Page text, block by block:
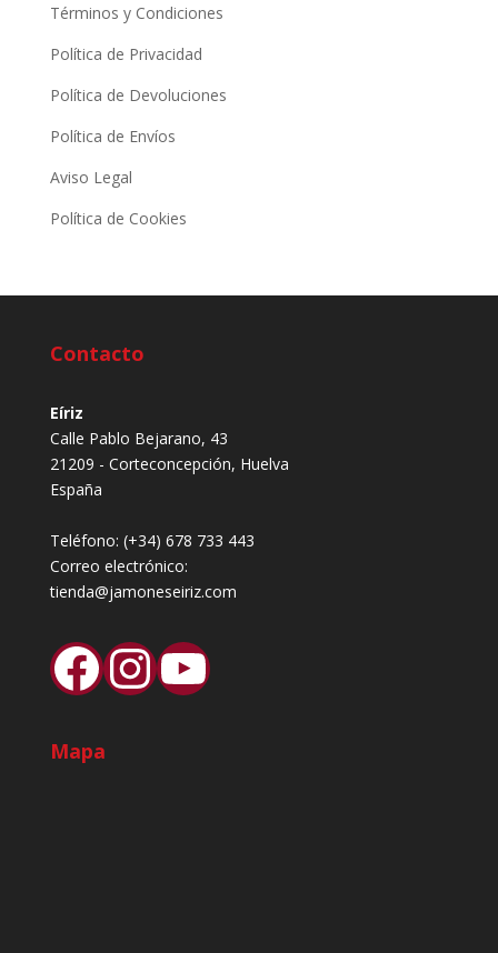
Términos y Condiciones
Política de Privacidad
Política de Devoluciones
Política de Envíos
Aviso Legal
Política de Cookies
Contacto
Eíriz
Calle Pablo Bejarano, 43
21209 - Corteconcepción, Huelva
España
Teléfono: (+34) 678 733 443
Correo electrónico:
tienda@jamoneseiriz.com
Facebook
Instagram
YouTube
Mapa